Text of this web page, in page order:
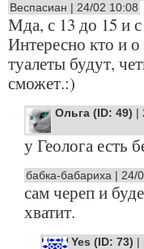
Веспасиан | 24/02 10:08
Мда, с 13 до 15 и
Интересно кто и
туалеты будут,
сможет.:)
Ольга (ID: 49) |
у Геолога есть
бабка-бабариха | 24/
сам череп и
хватит.
Yes (ID: 73) |